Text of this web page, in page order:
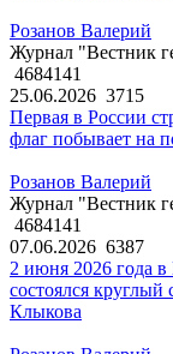
Розанов Валерий
Журнал "Вестник
4684141
25.06.2026 3715
Первая в России
флаг побывает на
Розанов Валерий
Журнал "Вестник
4684141
07.06.2026 6387
2 июня 2026 года
состоялся
Клыкова